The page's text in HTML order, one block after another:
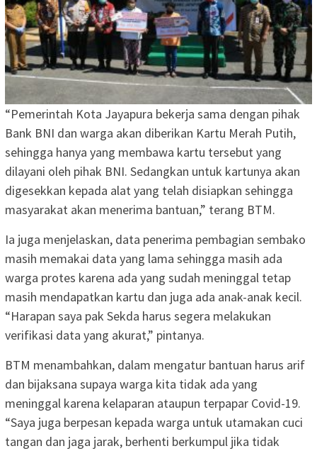
“Pemerintah Kota Jayapura bekerja sama dengan pihak
Bank BNI dan warga akan diberikan Kartu Merah Putih,
sehingga hanya yang membawa kartu tersebut yang
dilayani oleh pihak BNI. Sedangkan untuk kartunya akan
digesekkan kepada alat yang telah disiapkan sehingga
masyarakat akan menerima bantuan,” terang BTM.
Ia juga menjelaskan, data penerima pembagian sembako
masih memakai data yang lama sehingga masih ada
warga protes karena ada yang sudah meninggal tetap
masih mendapatkan kartu dan juga ada anak-anak kecil.
“Harapan saya pak Sekda harus segera melakukan
verifikasi data yang akurat,” pintanya.
BTM menambahkan, dalam mengatur bantuan harus arif
dan bijaksana supaya warga kita tidak ada yang
meninggal karena kelaparan ataupun terpapar Covid-19.
“Saya juga berpesan kepada warga untuk utamakan cuci
tangan dan jaga jarak, berhenti berkumpul jika tidak